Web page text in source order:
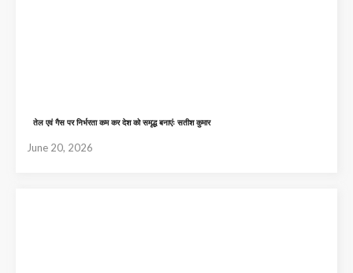
तेल एवं गैस पर निर्भरता कम कर देश को समृद्ध बनाएंः सतीश कुमार
June 20, 2026